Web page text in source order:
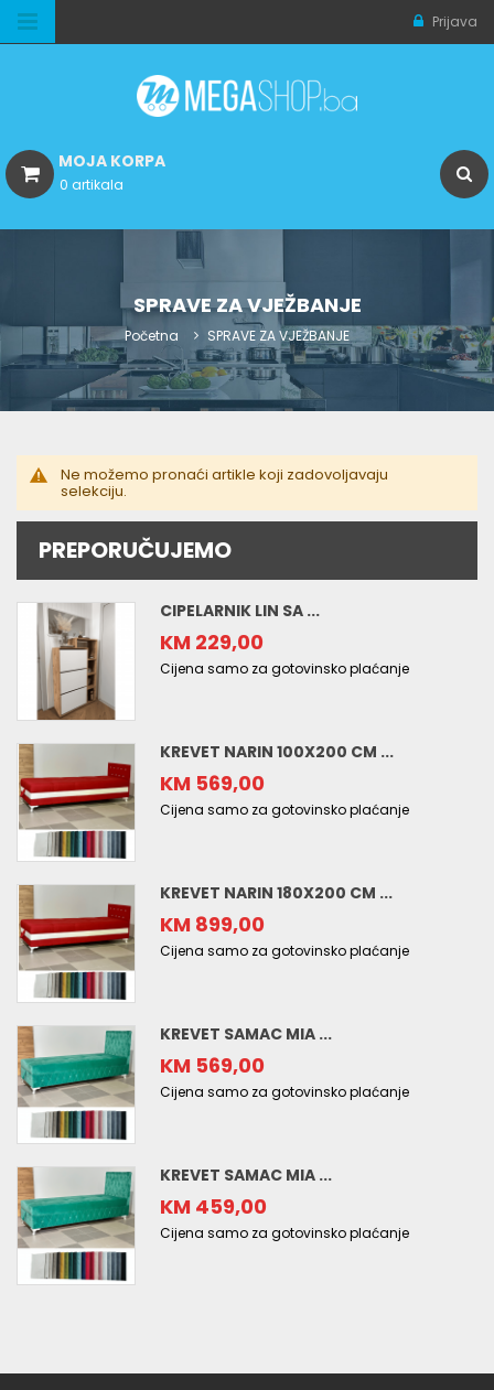
Prijava
MOJA KORPA
0 artikala
SPRAVE ZA VJEŽBANJE
Početna SPRAVE ZA VJEŽBANJE
Ne možemo pronaći artikle koji zadovoljavaju
selekciju.
PREPORUČUJEMO
CIPELARNIK LIN SA ...
KM 229,00
Cijena samo za gotovinsko plaćanje
KREVET NARIN 100X200 CM ...
KM 569,00
Cijena samo za gotovinsko plaćanje
KREVET NARIN 180X200 CM ...
KM 899,00
Cijena samo za gotovinsko plaćanje
KREVET SAMAC MIA ...
KM 569,00
Cijena samo za gotovinsko plaćanje
KREVET SAMAC MIA ...
KM 459,00
Cijena samo za gotovinsko plaćanje